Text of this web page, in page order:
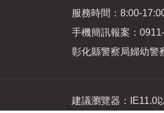
服務時間：8:00-
手機簡訊報案：
彰化縣警察局婦幼警
建議瀏覽器：IE11.0